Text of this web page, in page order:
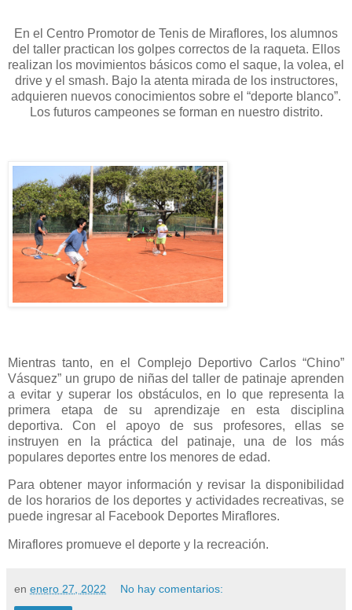
En el Centro Promotor de Tenis de Miraflores, los alumnos
del taller practican los golpes correctos de la raqueta. Ellos
realizan los movimientos básicos como el saque, la volea, el
drive y el smash. Bajo la atenta mirada de los instructores,
adquieren nuevos conocimientos sobre el “deporte blanco”.
Los futuros campeones se forman en nuestro distrito.
Mientras tanto, en el Complejo Deportivo Carlos “Chino”
Vásquez” un grupo de niñas del taller de patinaje aprenden
a evitar y superar los obstáculos, en lo que representa la
primera etapa de su aprendizaje en esta disciplina
deportiva. Con el apoyo de sus profesores, ellas se
instruyen en la práctica del patinaje, una de los más
populares deportes entre los menores de edad.
Para obtener mayor información y revisar la disponibilidad
de los horarios de los deportes y actividades recreativas, se
puede ingresar al Facebook Deportes Miraflores.
Miraflores promueve el deporte y la recreación.
en enero 27, 2022 No hay comentarios: